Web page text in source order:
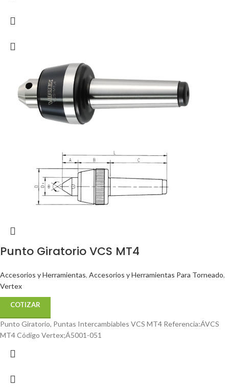
Punto Giratorio VCS MT4
Accesorios y Herramientas, Accesorios y Herramientas Para Torneado,
Vertex
COTIZAR
Punto Giratorio, Puntas Intercambiables VCS MT4 Referencia:ÁVCS
MT4 Código Vertex;Á5001-051